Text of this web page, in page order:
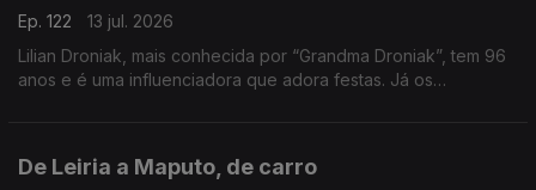
Ep. 122
13 jul. 2026
Lilian Droniak, mais conhecida por “Grandma Droniak”, tem 96
anos e é uma influenciadora que adora festas. Já os
De Leiria a Maputo, de carro